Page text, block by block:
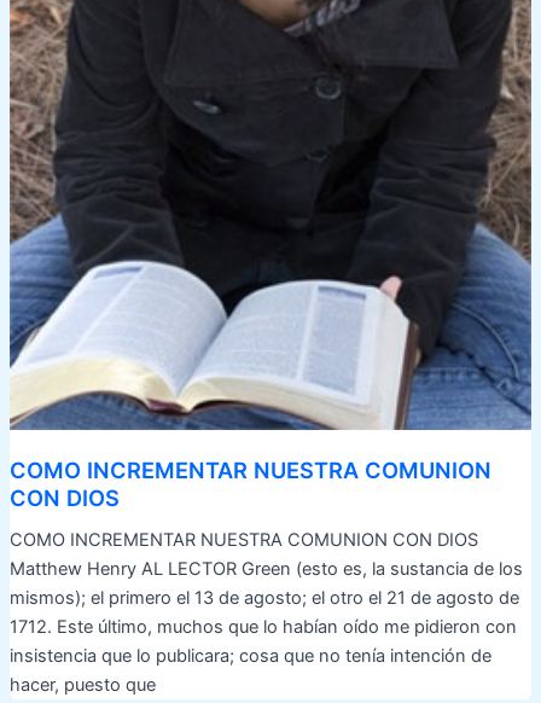
COMO INCREMENTAR NUESTRA COMUNION
CON DIOS
COMO INCREMENTAR NUESTRA COMUNION CON DIOS
Matthew Henry AL LECTOR Green (esto es, la sustancia de los
mismos); el primero el 13 de agosto; el otro el 21 de agosto de
1712. Este último, muchos que lo habían oído me pidieron con
insistencia que lo publicara; cosa que no tenía intención de
hacer, puesto que